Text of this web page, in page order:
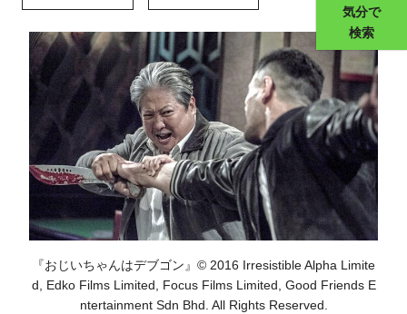
気分で
検索
『おじいちゃんはデブゴン』© 2016 Irresistible Alpha Limite
d, Edko Films Limited, Focus Films Limited, Good Friends E
ntertainment Sdn Bhd. All Rights Reserved.